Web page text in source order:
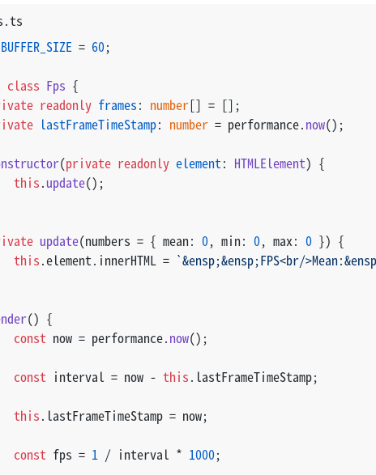
BUFFER_SIZE = 60;
class Fps {
readonly frames: number[] = [];
lastFrameTimeStamp: number = performance.now();
(private readonly element: HTMLElement) {
this.update();
update(numbers = { mean: 0, min: 0, max: 0 }) {
this.element. innerHTML = `&ensp;&ensp;FPS<br/
() {
const now = performance.now();
const interval = now - this. lastFrameTimeStamp;
this. lastFrameTimeStamp = now;
const fps = 1 / interval * 1000;